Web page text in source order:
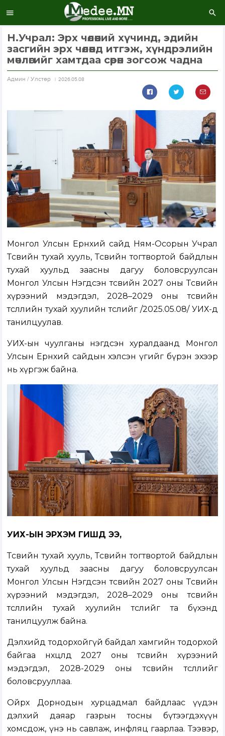
Н.Учрал: Эрх чөлөөний хүчинд, эдийн
засгийн эрх чөлөөнд итгэж, хүндрэлийн
мөчлөгийг хамтдаа сөрөн зогсож чадна
Aдмин / Улстөр 2026.05.08
Монгол Улсын Ерөнхий сайд Ням-Осорын Учрал
Төсвийн тухай хууль, Төсвийн тогтвортой байдлын
тухай хуульд заасны дагуу боловсруулсан
Монгол Улсын Нэгдсэн төсвийн 2027 оны Төсвийн
хүрээний мэдэгдэл, 2028–2029 оны төсвийн
төсөөллийн тухай хуулийн төслийг /2025.05.08/ УИХ-д
танилцуулав.
УИХ-ын чуулганы нэгдсэн хуралдаанд Монгол
Улсын Ерөнхий сайдын хэлсэн үгийг бүрэн эхээр
нь хүргэж байна.
УИХ-ЫН ЭРХЭМ ГИШҮҮД ЭЭ,
Төсвийн тухай хууль, Төсвийн тогтвортой байдлын
тухай хуульд заасны дагуу боловсруулсан
Монгол Улсын Нэгдсэн төсвийн 2027 оны Төсвийн
хүрээний мэдэгдэл, 2028–2029 оны төсвийн
төсөөллийн тухай хуулийн төслийг та бүхэнд
танилцуулж байна.
Дэлхийд тодорхойгүй байдал хамгийн тодорхой
байгаа нөхцөлд 2027 оны төсвийн хүрээний
мэдэгдэл, 2028-2029 оны төсвийн төсөөллийг
боловсрууллаа.
Ойрх Дорнодын хурцадмал байдлаас үүдэн
дэлхий даяар газрын тосны бүтээгдэхүүн
хомсдож, үнэ нь савлаж, инфляц гаарлаа. Тээвэр,